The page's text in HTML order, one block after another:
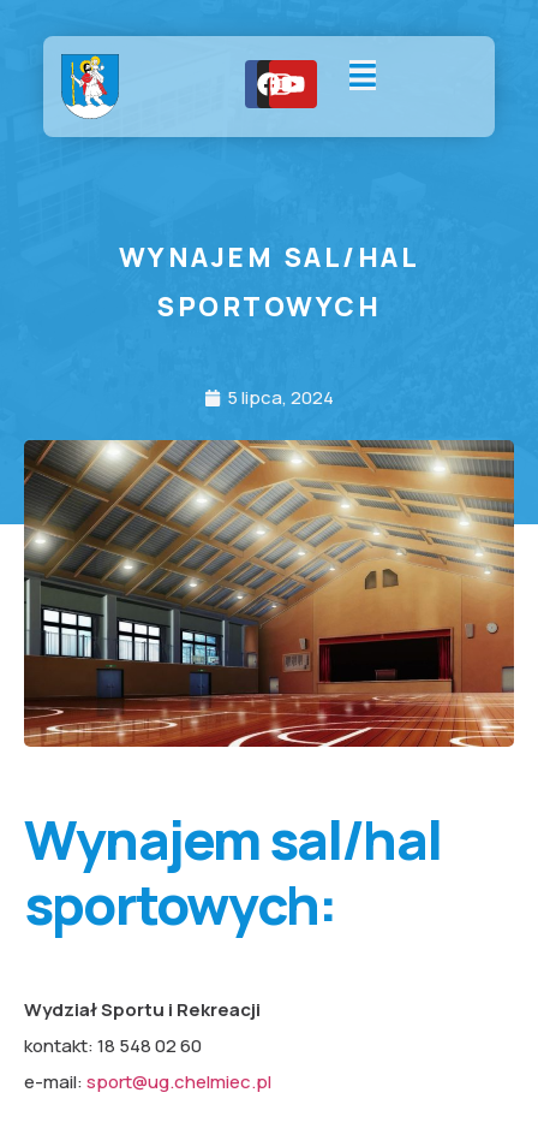
WYNAJEM SAL/HAL
SPORTOWYCH
5 lipca, 2024
Wynajem sal/hal
sportowych:
Wydział Sportu i Rekreacji
kontakt: 18 548 02 60
e-mail:sport@ug.chelmiec.pl